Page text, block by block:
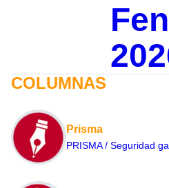
COLUMNAS
Prisma
PRISMA / Seguridad